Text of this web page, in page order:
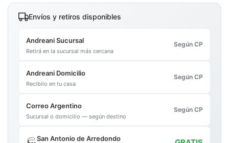
Envíos y retiros disponibles
Andreani Sucursal
Retirá en la sucursal más cercana
Según CP
Andreani Domicilio
Recibilo en tu casa
Según CP
Correo Argentino
Sucursal o domicilio — según destino
Según CP
San Antonio de Arredondo